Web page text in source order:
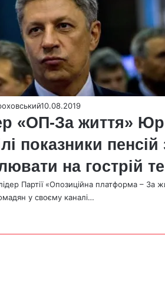
10.08.2019
«ОП-За життя»
показники
на гострій
Партії «Опозиційна платформа – За
у своєму каналі…